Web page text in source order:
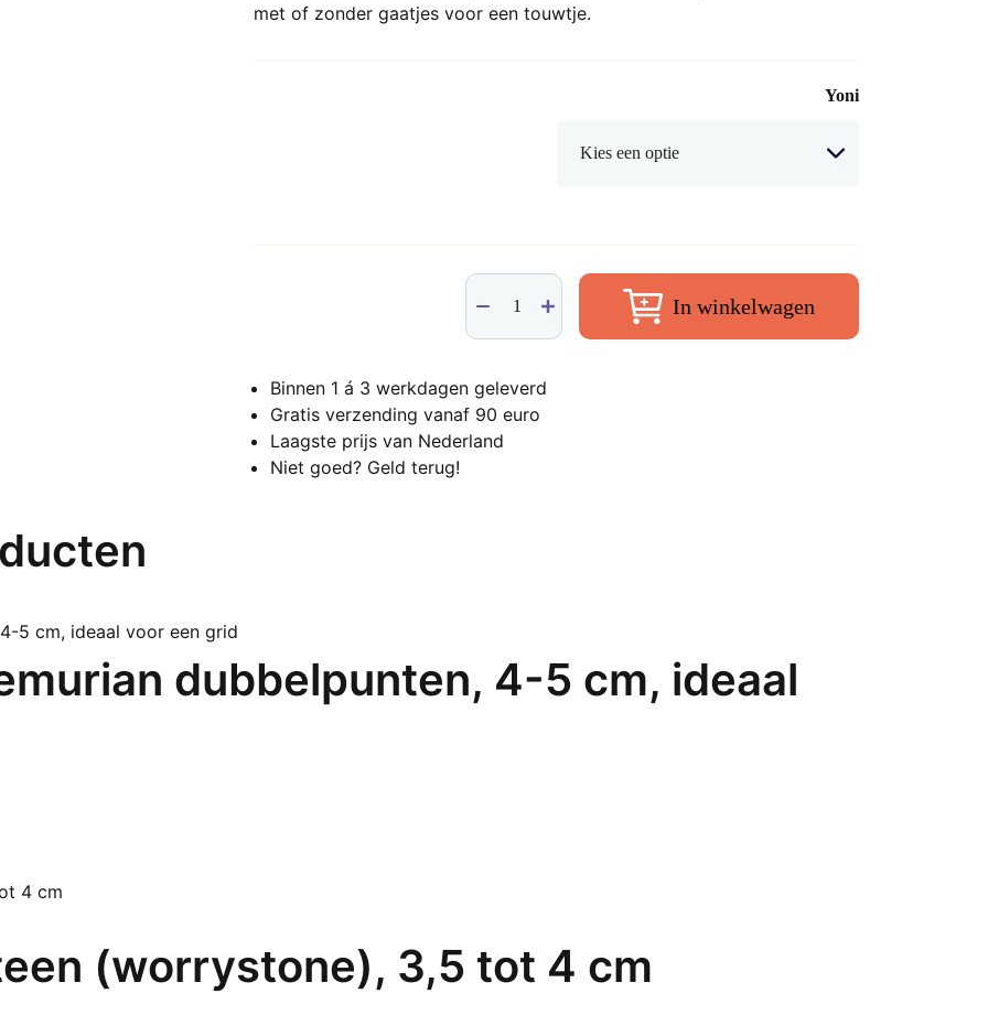
met of zonder gaatjes voor een touwtje.
Yoni
Opaliet
Yoni
Ei,
van
3
maten,
In winkelwagen
Binnen 1 á 3 werkdagen geleverd
Gratis verzending vanaf 90 euro
Laagste prijs van Nederland
Niet goed? Geld terug!
dubbelpunten, 4-5 cm, ideaal
(worrystone), 3,5 tot 4 cm